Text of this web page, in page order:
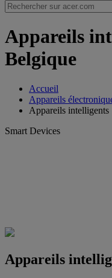
Appareils
Belgique
Accueil
Appareils
Appareils intelligents
Smart Devices
Appareils